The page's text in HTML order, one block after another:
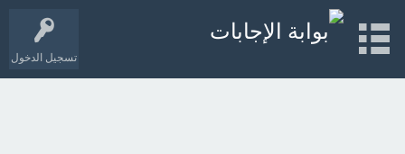
تسجيل الدخول